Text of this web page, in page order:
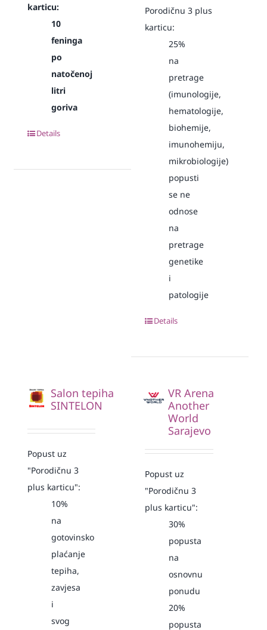
karticu:
10
feninga
po
natočenoj
litri
goriva
Details
Porodičnu 3 plus
karticu:
25%
na
pretrage
(imunologije,
hematologije,
biohemije,
imunohemiju,
mikrobiologije)
popusti
se ne
odnose
na
pretrage
genetike
i
patologije
Details
Salon tepiha
SINTELON
Popust uz
"Porodičnu 3
plus karticu":
10%
na
gotovinsko
plaćanje
tepiha,
zavjesa
i
svog
VR Arena
Another
World
Sarajevo
Popust uz
"Porodičnu 3
plus karticu":
30%
popusta
na
osnovnu
ponudu
20%
popusta